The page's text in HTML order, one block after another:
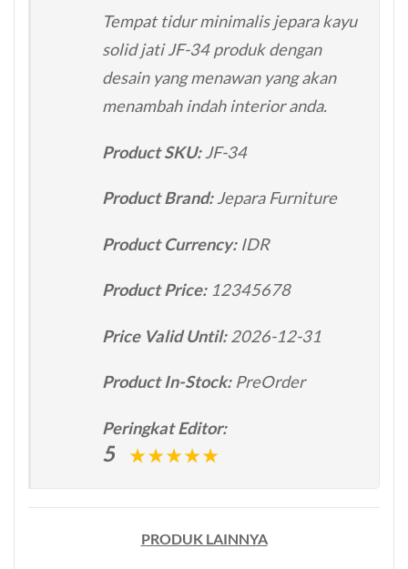
Tempat tidur minimalis jepara kayu
solid jati JF-34 produk dengan
desain yang menawan yang akan
menambah indah interior anda.
Product SKU:JF-34
Product Brand:Jepara Furniture
Product Currency: IDR
Product Price: 12345678
Price Valid Until:2026-12-31
Product In-Stock: PreOrder
Peringkat Editor:
5
PRODUK LAINNYA